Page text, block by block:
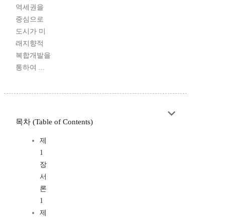
역세권을
중심으로
도시가 미
래지향적
복합개발을
통하여 ...
목차 (Table of Contents)
제
1
장
서
론
1
제